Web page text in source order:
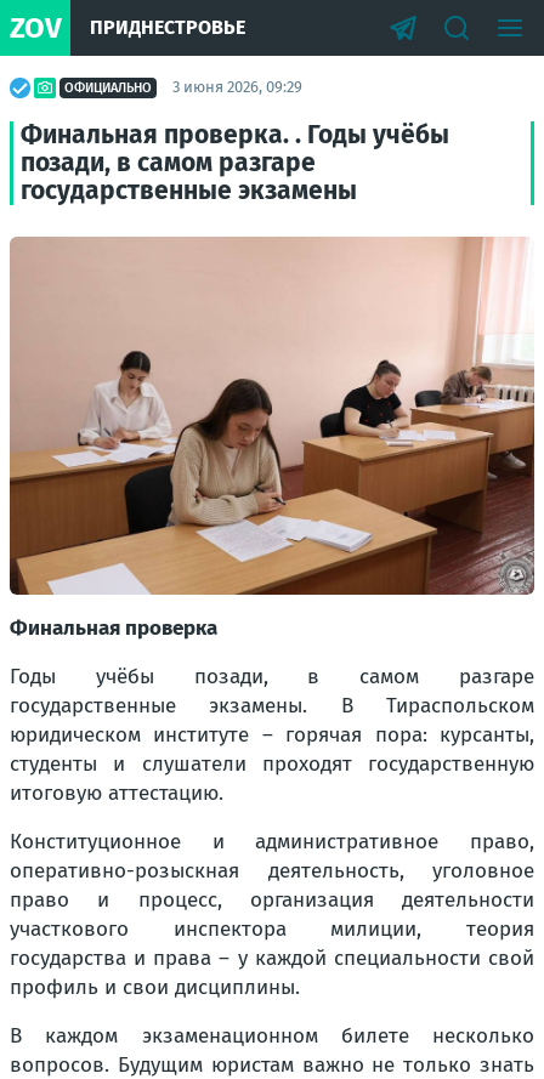
ZOV ПРИДНЕСТРОВЬЕ
ОФИЦИАЛЬНО 3 июня 2026, 09:29
Финальная проверка. . Годы учёбы
позади, в самом разгаре
государственные экзамены
Финальная проверка
Годы учёбы позади, в самом разгаре
государственные экзамены. В Тираспольском
юридическом институте – горячая пора: курсанты,
студенты и слушатели проходят государственную
итоговую аттестацию.
Конституционное и административное право,
оперативно-розыскная деятельность, уголовное
право и процесс, организация деятельности
участкового инспектора милиции, теория
государства и права – у каждой специальности свой
профиль и свои дисциплины.
В каждом экзаменационном билете несколько
вопросов. Будущим юристам важно не только знать